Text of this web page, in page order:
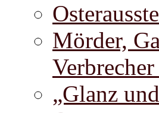
Mörder,
„Glanz